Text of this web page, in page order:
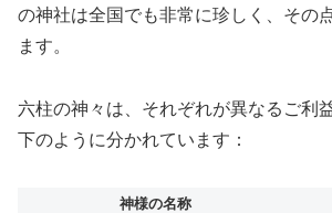
の神社は全国でも非常に珍しく、その
ます。
六柱の神々は、それぞれが異なるご利
下のように分かれています：
神様の名称